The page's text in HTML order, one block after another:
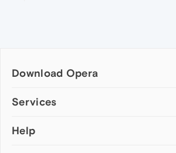
Download Opera
Computer browsers
Opera for Mac
Services
Add-ons
Help